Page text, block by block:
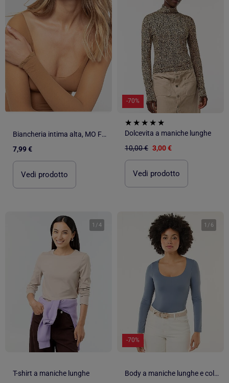
Biancheria intima alta, MO Fashion
7,99 €
Vedi prodotto
-70%
Dolcevita a maniche lunghe
10,00 € 3,00 €
Vedi prodotto
1 /4
T-shirt a maniche lunghe
1 / 6
-70%
Body a maniche lunghe e collo rotondo